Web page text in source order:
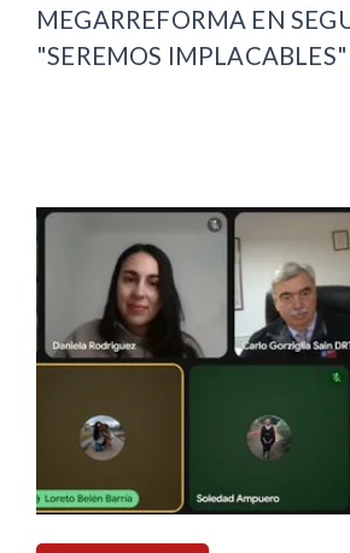
MEGARREFORMA EN
"SEREMOS IMPLACABLES"